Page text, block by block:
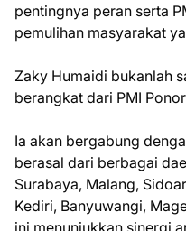
pentingnya peran serta
pemulihan masyarakat
Zaky Humaidi bukanlah
berangkat dari PMI
Ia akan bergabung
berasal dari berbagai
Surabaya, Malang,
Kediri, Banyuwangi,
ini menunjukkan sinergi